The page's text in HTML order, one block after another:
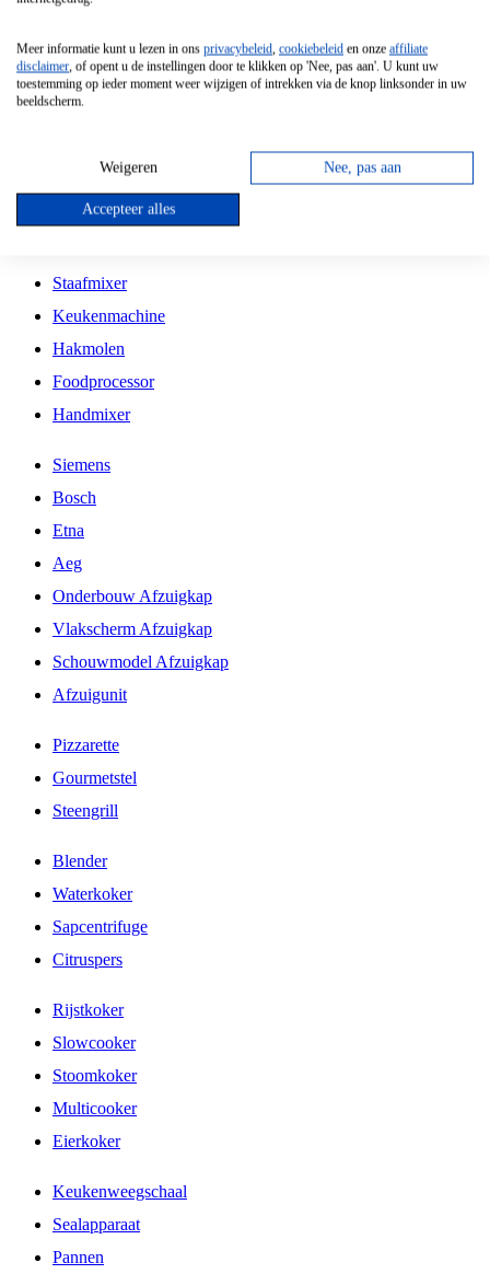
Vrijstaande Magnetron
Vrijstaande Kookplaat
Inbouw Gaskookplaat
Inbouw Keramische Kookplaat
Kookplaat Accessoires
Staafmixer
Keukenmachine
Hakmolen
Foodprocessor
Handmixer
Siemens
Bosch
Etna
Aeg
Onderbouw Afzuigkap
Vlakscherm Afzuigkap
Schouwmodel Afzuigkap
Afzuigunit
Pizzarette
Gourmetstel
Steengrill
Blender
Waterkoker
Sapcentrifuge
Citruspers
Rijstkoker
Slowcooker
Stoomkoker
Multicooker
Eierkoker
Keukenweegschaal
Sealapparaat
Pannen
Meer informatie kunt u lezen in ons privacybeleid, cookiebeleid en onze affiliate
disclaimer, of opent u de instellingen door te klikken op 'Nee, pas aan'. U kunt uw
toestemming op ieder moment weer wijzigen of intrekken via de knop linksonder in uw
beeldscherm.
Weigeren Nee, pas aan
Accepteer alles